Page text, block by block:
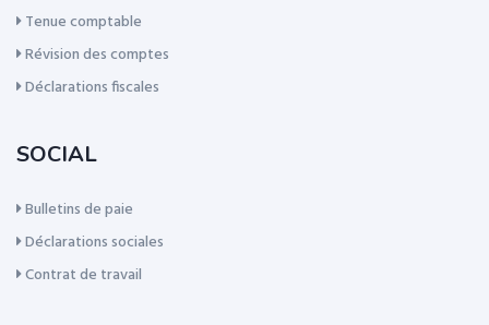
Tenue comptable
Révision des comptes
Déclarations fiscales
SOCIAL
Bulletins de paie
Déclarations sociales
Contrat de travail